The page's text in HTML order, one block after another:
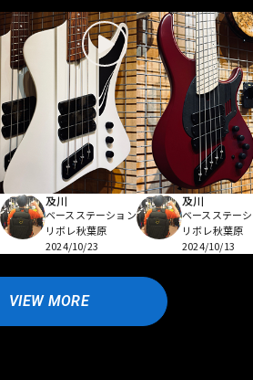
及川
ベースステーション
リボレ秋葉原
2024/10/23
及川
ベースステー
リボレ秋葉原
2024/10/13
VIEW MORE